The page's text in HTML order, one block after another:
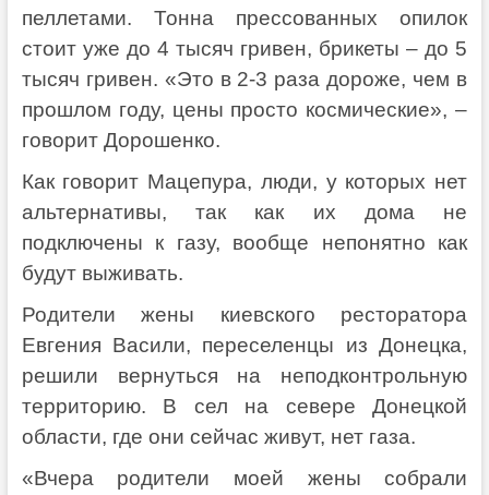
пеллетами. Тонна прессованных опилок
стоит уже до 4 тысяч гривен, брикеты – до 5
тысяч гривен. «Это в 2-3 раза дороже, чем в
прошлом году, цены просто космические», –
говорит Дорошенко.
Как говорит Мацепура, люди, у которых нет
альтернативы, так как их дома не
подключены к газу, вообще непонятно как
будут выживать.
Родители жены киевского ресторатора
Евгения Васили, переселенцы из Донецка,
решили вернуться на неподконтрольную
территорию. В сел на севере Донецкой
области, где они сейчас живут, нет газа.
«Вчера родители моей жены собрали